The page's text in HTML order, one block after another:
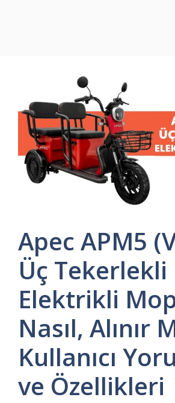
Apec APM5
Üç Tekerlekli
Elektrikli
Nasıl, Alınır
Kullanıcı
ve Özellikleri